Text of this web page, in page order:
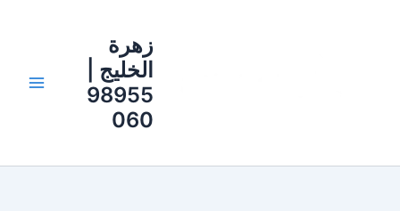
زهرة
الخليج |
98955
060